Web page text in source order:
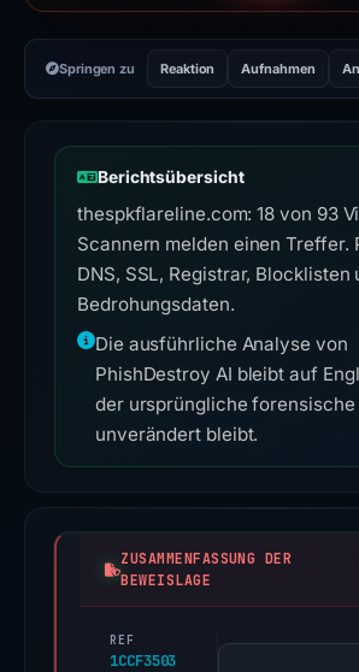
Springen zu Reaktion Aufnahmen
Berichtsübersicht
thespkflareline.com: 18 von 93
Scannern melden einen Treffer.
DNS, SSL, Registrar, Blocklisten
Bedrohungsdaten.
Die ausführliche Analyse von
PhishDestroy AI bleibt auf
der ursprüngliche
unverändert bleibt.
ZUSAMMENFASSUNG DER
BEWEISLAGE
REF
1CCF3503
PhishDestroy